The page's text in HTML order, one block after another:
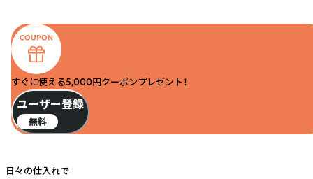
すぐに使える5,000円クーポンプレゼント！
ユーザー登録
無料
日々の仕入れで